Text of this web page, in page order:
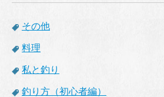
その他
料理
私と釣り
釣り方（初心者編）